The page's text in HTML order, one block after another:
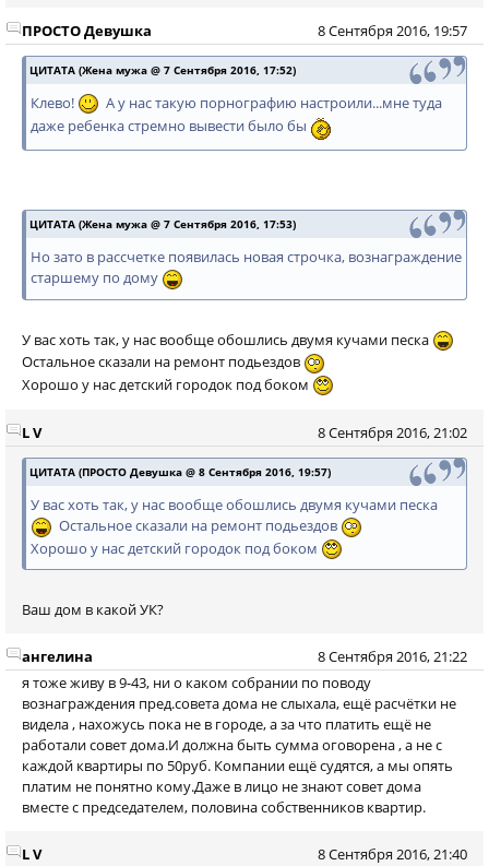
8 Сентября 2016, 19:57
ПРОСТО Девушка
ЦИТАТА (Жена мужа @ 7 Сентября 2016, 17:52)
Клево!
А у нас такую порнографию настроили...мне туда
даже ребенка стремно вывести было бы
ЦИТАТА (Жена мужа @ 7 Сентября 2016, 17:53)
Но зато в рассчетке появилась новая строчка, вознаграждение
старшему по дому
У вас хоть так, у нас вообще обошлись двумя кучами песка
Остальное сказали на ремонт подьездов
Хорошо у нас детский городок под боком
8 Сентября 2016, 21:02
L V
ЦИТАТА (ПРОСТО Девушка @ 8 Сентября 2016, 19:57)
У вас хоть так, у нас вообще обошлись двумя кучами песка
Остальное сказали на ремонт подьездов
Хорошо у нас детский городок под боком
Ваш дом в какой УК?
8 Сентября 2016, 21:22
ангелина
я тоже живу в 9-43, ни о каком собрании по поводу
вознаграждения пред.совета дома не слыхала, ещё расчётки не
видела , нахожусь пока не в городе, а за что платить ещё не
работали совет дома.И должна быть сумма оговорена , а не с
каждой квартиры по 50руб. Компании ещё судятся, а мы опять
платим не понятно кому.Даже в лицо не знают совет дома
вместе с председателем, половина собственников квартир.
8 Сентября 2016, 21:40
L V